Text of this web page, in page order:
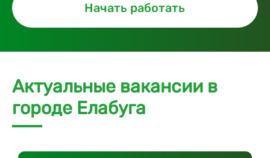
Начать работать
Актуальные вакансии в
городе Елабуга